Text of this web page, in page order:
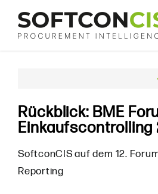
Inhalt
springen
Rückblick: BME
Einkaufscontrolling
SoftconCIS auf dem 12.
Reporting